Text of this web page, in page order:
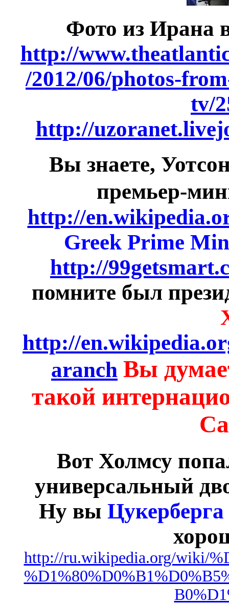
Фото из Ирана
http://
/2012/06/photos-
tv/
http://
Вы знаете,
премьер-
http://
Greek Prime
http://
помните был
http://
aranch Вы
такой
Вот Холмсу
универсальный
Ну вы
http://ru.wikipedia.org/wiki/